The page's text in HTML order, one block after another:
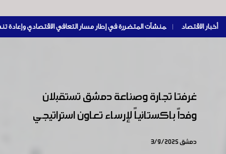
أخبار الاقتصاد |
غرفتا تجارة وصناعة دمشق تستقبلان
وفداً باكستانياً لإرساء تعاون استراتيجي
دمشق 3/9/2025